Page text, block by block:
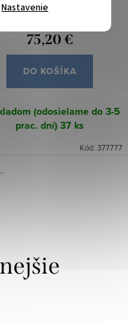
Nastavenie
75,20 €
DO KOŠÍKA
(odosielame do 3-5
prac. dní)37 ks
Kód: 377777